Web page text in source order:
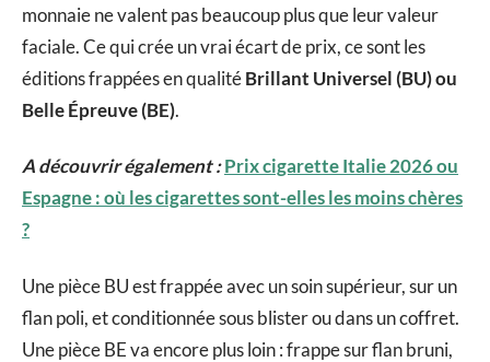
monnaie ne valent pas beaucoup plus que leur valeur
faciale. Ce qui crée un vrai écart de prix, ce sont les
éditions frappées en qualitéBrillant Universel (BU) ou
Belle Épreuve (BE).
A découvrir également :Prix cigarette Italie 2026 ou
Espagne : où les cigarettes sont-elles les moins chères
?
Une pièce BU est frappée avec un soin supérieur, sur un
flan poli, et conditionnée sous blister ou dans un coffret.
Une pièce BE va encore plus loin : frappe sur flan bruni,